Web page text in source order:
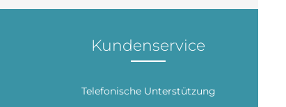
Kundenservice
Telefonische Unterstützung